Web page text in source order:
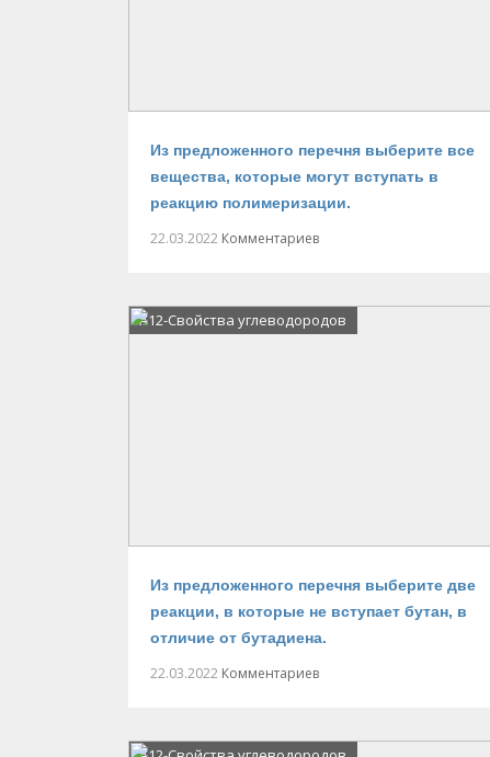
Из предложенного перечня выберите все
вещества, которые могут вступать в
реакцию полимеризации.
22.03.2022 Комментариев
А12-Свойства углеводородов
Из предложенного перечня выберите две
реакции, в которые не вступает бутан, в
отличие от бутадиена.
22.03.2022 Комментариев